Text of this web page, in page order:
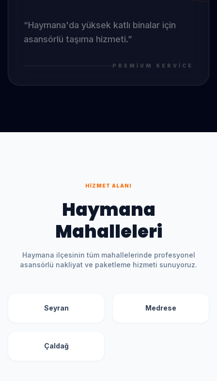
“Haymana'da yüksek katlı binalar için
asansörlü taşıma hizmeti.”
PREMIUM SERVICE
HIZMET ALANI
Haymana
Mahalleleri
Haymana ilçesinin tüm mahallelerinde profesyonel
asansörlü nakliyat ve paketleme hizmeti sunuyoruz.
Seyran Medrese
Çaldağ